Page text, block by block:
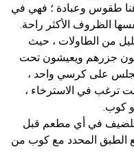
طقوس وعبادة ؛ فهي في
الظروف الأكثر راحة.
من الطاولات ، حيث
جزرهم ويعيشون تحت
على كرسي واحد ،
ترغب في الاسترخاء ،
كوب.
للضيف في أي مطعم قبل
الطبق المحدد مع كوب من